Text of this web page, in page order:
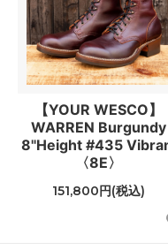
【YOUR WESCO】
WARREN Burgundy
8"Height #435
〈8E〉
151,800円(税込)